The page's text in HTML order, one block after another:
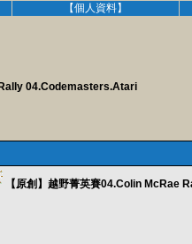
【個人資料】
04.Codemasters.Atari
【原創】越野菁英賽04.Colin McRae